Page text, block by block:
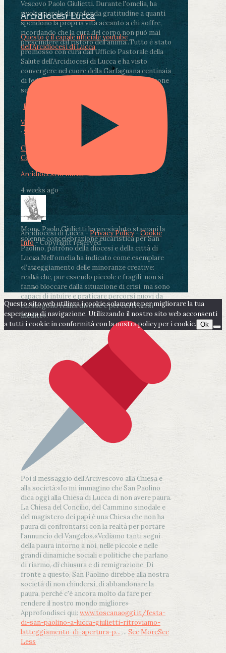
Vescovo Paolo Giulietti. Durante l'omelia, ha
rivolto parole di profonda gratitudine a quanti
spendono la propria vita accanto a chi soffre,
ricordando che la cura del corpo non può mai
prescindere dal ristoro dell'anima..Tutto è stato
promosso con cura dall'Ufficio Pastorale della
Salute dell'Arcidiocesi di Lucca e ha visto
convergere nel cuore della Garfagnana centinaia
di fedeli, operatori sanitari, volontari e persone
segnate dalla malattia.
Photo
View on Facebook
· Share
Condividi su Facebook
Condividi su LinkedIn
Arcidiocesi di Lucca
4 weeks ago
Mons. Paolo Giulietti ha presieduto stamani la
solenne concelebrazione eucaristica per San
Paolino, patrono della diocesi e della città di
Lucca.Nell’omelia ha indicato come esemplare
«l’atteggiamento delle minoranze creative:
realtà che, pur essendo piccole e fragili, non si
fanno bloccare dalla situazione di crisi, ma sono
capaci di intuire e praticare percorsi nuovi da
cui sorgono realtà diverse e per certi versi
inedite».
Poi il messaggio dell’Arcivescovo alla Chiesa e
alla società:«Io mi immagino che San Paolino
dica oggi alla Chiesa di Lucca di non avere paura.
La Chiesa del Concilio, del Cammino sinodale e
del magistero dei papi è una Chiesa che non ha
paura di confrontarsi con la realtà per portare
l'annuncio del Vangelo».«Vediamo tanti segni
della paura intorno a noi, nelle piccole e nelle
grandi dinamiche sociali e politiche che parlano
di riarmo, di chiusura e di remigrazione. Di
fronte a questo, San Paolino direbbe alla nostra
società di non chiudersi, di abbandonare la
paura, perché c'è ancora molto da fare per
rendere il nostro mondo migliore»
Approfondisci qui: www.toscanaoggi.it/festa-
di-san-paolino-a-lucca-giulietti-ritroviamo-
latteggiamento-di-apertura-p... ... See MoreSee
Less
Arcidiocesi Lucca
Questo è il canale ufficiale youtube
dell'Arcidiocesi di Lucca
Arcidiocesi di Lucca -Privacy Policy-Cookie
Info- Copyright reserved
Questo sito web utilizza i cookie solamente per migliorare la tua
esperienza di navigazione. Utilizzando il nostro sito web acconsenti
a tutti i cookie in conformità con la nostra policy per i cookie. Ok